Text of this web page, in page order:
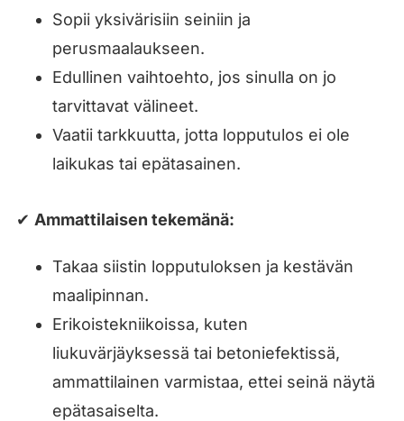
Sopii yksivärisiin seiniin ja
perusmaalaukseen.
Edullinen vaihtoehto, jos sinulla on jo
tarvittavat välineet.
Vaatii tarkkuutta, jotta lopputulos ei ole
laikukas tai epätasainen.
✔ Ammattilaisen tekemänä:
Takaa siistin lopputuloksen ja kestävän
maalipinnan.
Erikoistekniikoissa, kuten
liukuvärjäyksessä tai betoniefektissä,
ammattilainen varmistaa, ettei seinä näytä
epätasaiselta.